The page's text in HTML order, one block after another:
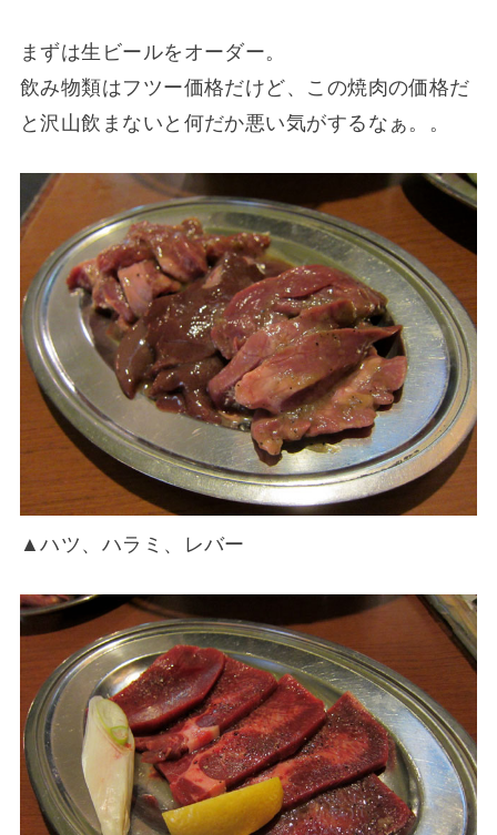
まずは生ビールをオーダー。
飲み物類はフツー価格だけど、この焼肉の価格だ
と沢山飲まないと何だか悪い気がするなぁ。。
▲ハツ、ハラミ、レバー